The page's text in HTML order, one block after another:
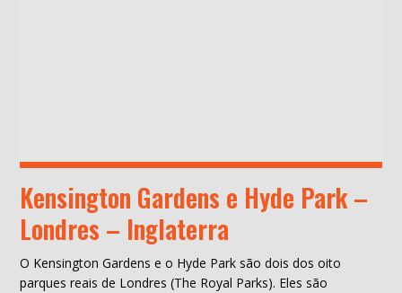
Kensington Gardens e Hyde Park –
Londres – Inglaterra
O Kensington Gardens e o Hyde Park são dois dos oito
parques reais de Londres (The Royal Parks). Eles são